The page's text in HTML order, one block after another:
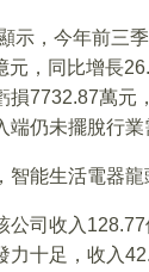
示，今年前三
元，同比增長
損7732.87萬元
端仍未擺脫行業
，智能生活電器
公司收入
力十足，收入